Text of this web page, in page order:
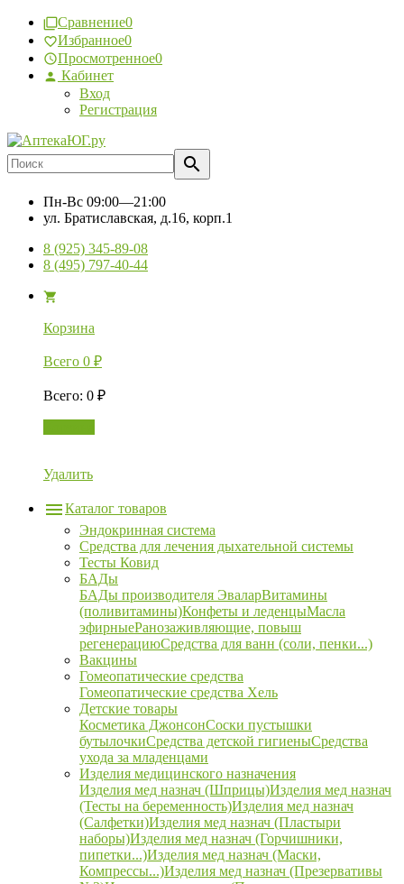
Сравнение0
Избранное0
Просмотренное0
Кабинет
Вход
Регистрация
Пн-Вс 09:00—21:00
ул. Братиславская, д.16, корп.1
8 (925) 345-89-08
8 (495) 797-40-44
Корзина
Всего 0 ₽
Всего: 0 ₽
Удалить
Каталог товаров
Эндокринная система
Средства для лечения дыхательной системы
Тесты Ковид
БАДы
БАДы производителя ЭваларВитамины
(поливитамины)Конфеты и леденцыМасла
эфирныеРанозаживляющие, повыш
регенерациюСредства для ванн (соли, пенки...)
Вакцины
Гомеопатические средства
Гомеопатические средства Хель
Детские товары
Косметика ДжонсонСоски пустышки
бутылочкиСредства детской гигиеныСредства
ухода за младенцами
Изделия медицинского назначения
Изделия мед назнач (Шприцы)Изделия мед назнач
(Тесты на беременность)Изделия мед назнач
(Салфетки)Изделия мед назнач (Пластыри
наборы)Изделия мед назнач (Горчишники,
пипетки...)Изделия мед назнач (Маски,
Компрессы...)Изделия мед назнач (Презервативы